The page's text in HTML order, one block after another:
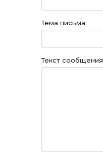
Тема письма:
Текст сообщения